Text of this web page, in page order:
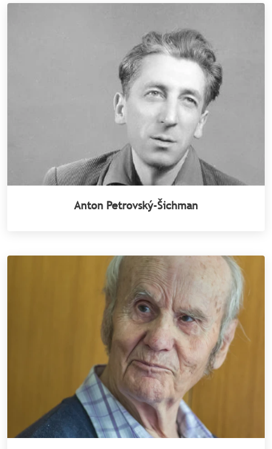
Anton Petrovský-Šichman